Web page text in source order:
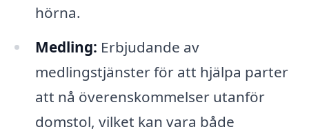
hörna.
Medling: Erbjudande av
medlingstjänster för att hjälpa parter
att nå överenskommelser utanför
domstol, vilket kan vara både